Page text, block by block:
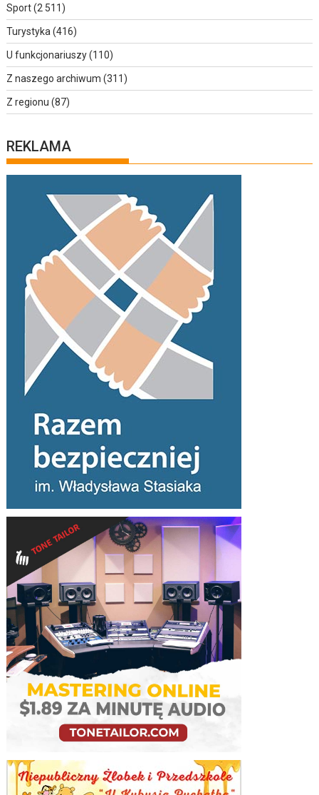
Sport(2 511)
Turystyka (416)
U funkcjonariuszy(110)
Z naszego archiwum (311)
Z regionu (87)
REKLAMA